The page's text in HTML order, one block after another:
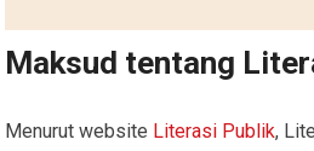
Maksud tentang
Menurut website Literasi Publik,